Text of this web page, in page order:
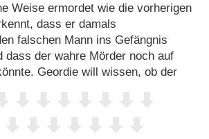
Weise ermordet wie die vorherigen
dass er damals
falschen Mann ins Gefängnis
dass der wahre Mörder noch auf
Geordie will wissen, ob der